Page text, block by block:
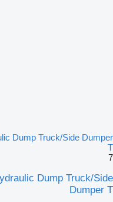
Dump Truck/Side Dumper
T
7
Dump Truck/Side
Dumper T